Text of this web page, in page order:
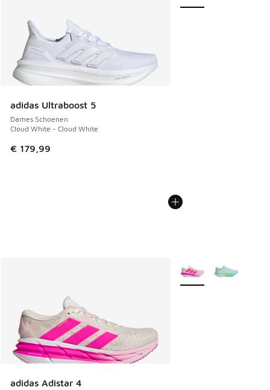
adidas Ultraboost 5
Dames Schoenen
Cloud White - Cloud White
€ 179,99
adidas Adistar 4
Meer kleuren